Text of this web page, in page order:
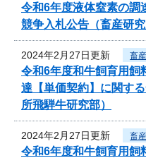
令和6年度液体窒素の調
競争入札公告（畜産研究
2024年2月27日更新 畜
令和6年度和牛飼育用飼
達【単価契約】に関す
所飛騨牛研究部）
2024年2月27日更新 畜
令和6年度和牛飼育用飼